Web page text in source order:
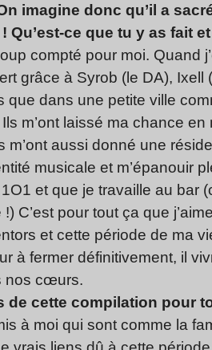
imagine donc qu’il a
Qu’est-ce que tu y as fait
compté pour moi. Quand
grâce à Syrob (le DA),
que dans une petite ville
m’ont laissé ma chance en
m’ont aussi donné une
musicale et m’épanouir
et que je travaille au bar
C’est pour tout ça que
et cette période de ma
à fermer définitivement, il
nos cœurs.
de cette compilation pour
à moi qui sont comme la